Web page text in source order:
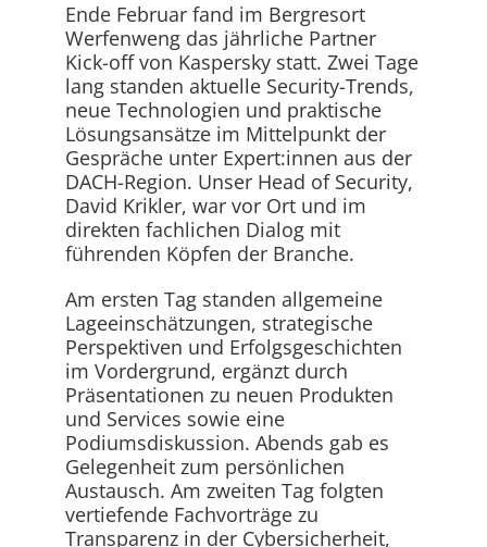
Ende Februar fand im Bergresort
Werfenweng das jährliche Partner
Kick-off von Kaspersky statt. Zwei Tage
lang standen aktuelle Security-Trends,
neue Technologien und praktische
Lösungsansätze im Mittelpunkt der
Gespräche unter Expert:innen aus der
DACH-Region. Unser Head of Security,
David Krikler, war vor Ort und im
direkten fachlichen Dialog mit
führenden Köpfen der Branche.
Am ersten Tag standen allgemeine
Lageeinschätzungen, strategische
Perspektiven und Erfolgsgeschichten
im Vordergrund, ergänzt durch
Präsentationen zu neuen Produkten
und Services sowie eine
Podiumsdiskussion. Abends gab es
Gelegenheit zum persönlichen
Austausch. Am zweiten Tag folgten
vertiefende Fachvorträge zu
Transparenz in der Cybersicherheit,